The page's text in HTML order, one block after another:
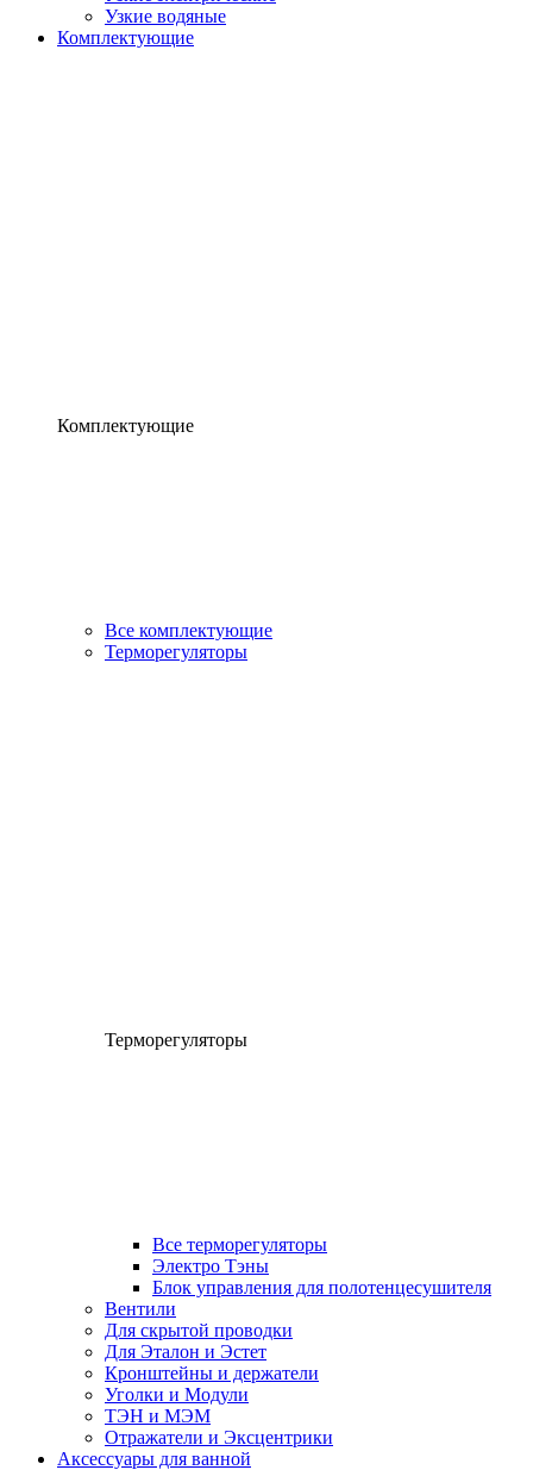
Узкие водяные
Комплектующие
Комплектующие
Все комплектующие
Терморегуляторы
Терморегуляторы
Все терморегуляторы
Электро Тэны
Блок управления для полотенцесушителя
Вентили
Для скрытой проводки
Для Эталон и Эстет
Кронштейны и держатели
Уголки и Модули
ТЭН и МЭМ
Отражатели и Эксцентрики
Аксессуары для ванной